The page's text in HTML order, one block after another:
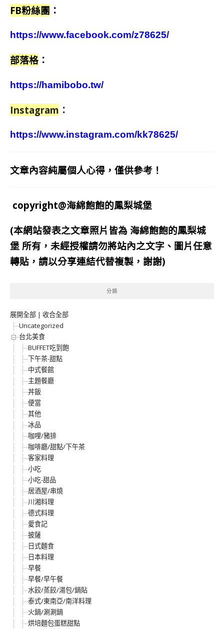
FB粉絲團 ：
https://www.facebook.com/z78625/
部落格 ：
https://hamibobo.tw/
Instagram ：
https://www.instagram.com/kk78625/
文章內容純屬個人心得，僅供參考！
copyright@海綿飽飽的鳳梨城堡
(本網站發表之文章照片皆為 海綿飽飽的鳳梨城
堡 所有，未經授權請勿將站內之文字、圖片任意
轉貼，請以分享連結代替複製，謝謝)
分類
展開全部 | 收合全部
Uncategorized
台北美食
BUFFET吃到飽
下午茶-甜點
中式餐館
主題餐廳
丼飯
便當
其他
冰品
咖哩/豬排
咖啡廳/甜點/下午茶
客家料理
小吃
小吃-甜品
居酒屋/串燒
川湘料理
德式料理
愛食記
披薩
日式麵食
日本料理
早餐
早餐/早午餐
水餃/蒸餃/湯包/鍋貼
泰式/東南亞/南洋料理
火鍋/涮涮鍋
烘培麵包蛋糕甜點